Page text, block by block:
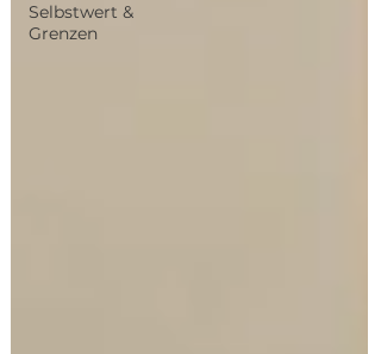
Selbstwert &
Grenzen